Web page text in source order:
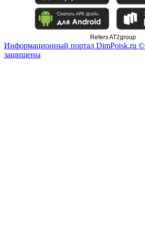
Refers AT2group
Информационный портал DimPoisk.ru ©
защищены